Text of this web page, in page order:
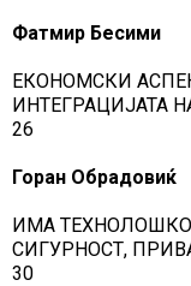
Фатмир Бесими
ЕКОНОМСКИ
ИНТЕГРАЦИЈАТА
26
Горан Обрадовиќ
ИМА
СИГУРНОСТ,
30